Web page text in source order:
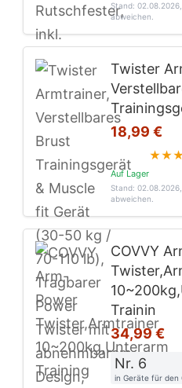
Stand:
abweichen.
Twister
18,99 €
Auf Lager
Stand:
abweichen.
COVVY
Trainin
34,99 €
Nr. 6
in Geräte für den